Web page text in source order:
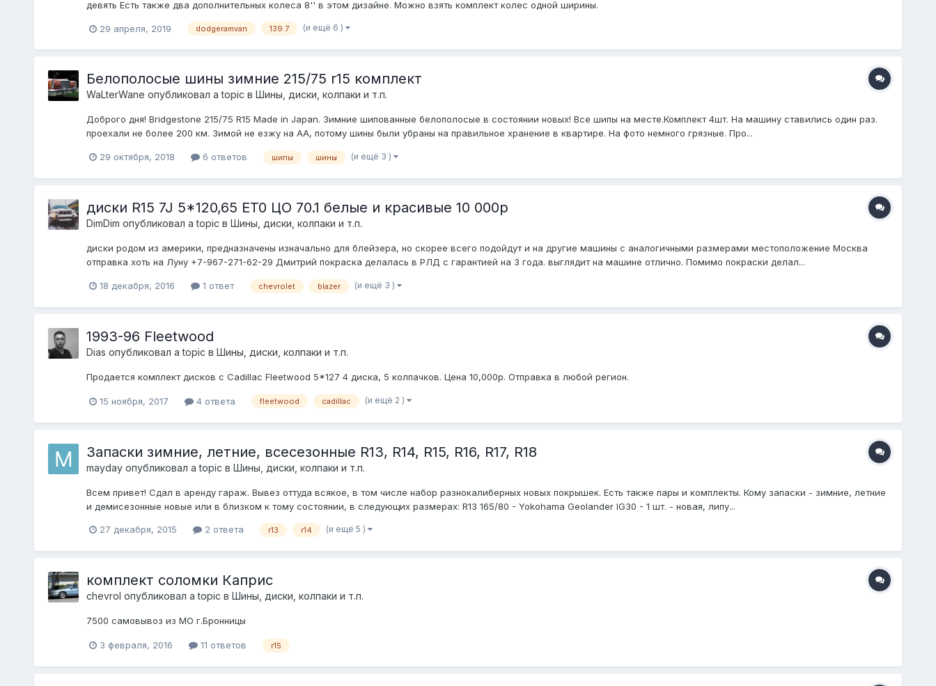
девять Есть также два дополнительных колеса 8'' в этом дизайне. Можно взять комплект колес одной ширины.
29 апреля, 2019 dodgeramvan 139.7 (и ещё 6 )
Белополосые шины зимние 215/75 r15 комплект
WaLterWane опубликовал a topic в Шины, диски, колпаки и т.п.
Доброго дня! Bridgestone 215/75 R15 Made in Japan. Зимние шипованные белополосые в состоянии новых! Все шипы на месте.Комплект 4шт. На машину ставились один раз.
проехали не более 200 км. Зимой не езжу на АА, потому шины были убраны на правильное хранение в квартире. На фото немного грязные. Про...
29 октября, 2018 6 ответов шипы шины (и ещё 3 )
диски R15 7J 5*120,65 ET0 ЦО 70.1 белые и красивые 10 000р
DimDim опубликовал a topic в Шины, диски, колпаки и т.п.
диски родом из америки, предназначены изначально для блейзера, но скорее всего подойдут и на другие машины с аналогичными размерами местоположение Москва
отправка хоть на Луну +7-967-271-62-29 Дмитрий покраска делалась в РЛД с гарантией на 3 года. выглядит на машине отлично. Помимо покраски делал...
18 декабря, 2016 1 ответ chevrolet blazer (и ещё 3 )
1993-96 Fleetwood
Dias опубликовал a topic в Шины, диски, колпаки и т.п.
Продается комплект дисков c Cadillac Fleetwood 5*127 4 диска, 5 колпачков. Цена 10,000р. Отправка в любой регион.
15 ноября, 2017 4 ответа fleetwood cadillac (и ещё 2 )
Запаски зимние, летние, всесезонные R13, R14, R15, R16, R17, R18
maydayопубликовал a topic в Шины, диски, колпаки и т.п.
Всем привет! Сдал в аренду гараж. Вывез оттуда всякое, в том числе набор разнокалиберных новых покрышек. Есть также пары и комплекты. Кому запаски - зимние, летние
и демисезонные новые или в близком к тому состоянии, в следующих размерах: R13 165/80 - Yokohama Geolander IG30 - 1 шт. - новая, липу...
27 декабря, 2015 2 ответа r13 r14 (и ещё 5 )
комплект соломки Каприс
chevrol опубликовал a topic в Шины, диски, колпаки и т.п.
7500 самовывоз из МО г.Бронницы
3 февраля, 2016 11 ответов r15